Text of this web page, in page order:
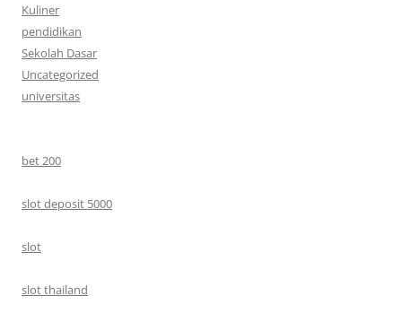
Kuliner
pendidikan
Sekolah Dasar
Uncategorized
universitas
bet 200
slot deposit 5000
slot
slot thailand